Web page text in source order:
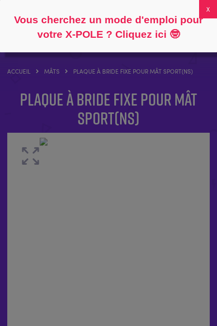
0
ACCUEIL MÂTS PLAQUE À BRIDE FIXE POUR MÂT SPORT(NS)
Plaque à bride fixe pour mât
SPORT(NS)
Vous cherchez un mode d'emploi pour
votre X-POLE ? Cliquez ici 🤓